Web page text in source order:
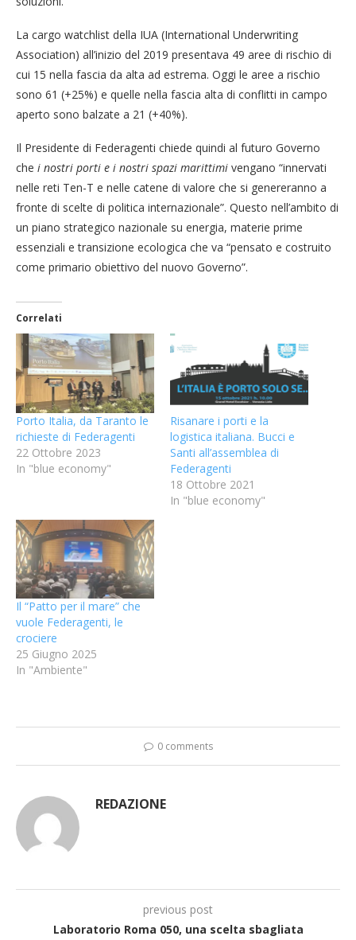
La cargo watchlist della IUA (International Underwriting
Association) all’inizio del 2019 presentava 49 aree di rischio di
cui 15 nella fascia da alta ad estrema. Oggi le aree a rischio
sono 61 (+25%) e quelle nella fascia alta di conflitti in campo
aperto sono balzate a 21 (+40%).
Il Presidente di Federagenti chiede quindi al futuro Governo
che i nostri porti e i nostri spazi marittimi vengano “innervati
nelle reti Ten-T e nelle catene di valore che si genereranno a
fronte di scelte di politica internazionale”. Questo nell’ambito di
un piano strategico nazionale su energia, materie prime
essenziali e transizione ecologica che va “pensato e costruito
come primario obiettivo del nuovo Governo”.
Correlati
Porto Italia, da Taranto le
richieste di Federagenti
22 Ottobre 2023
In "blue economy"
Risanare i porti e la
logistica italiana. Bucci e
Santi all’assemblea di
Federagenti
18 Ottobre 2021
In "blue economy"
Il “Patto per il mare” che
vuole Federagenti, le
crociere
25 Giugno 2025
In "Ambiente"
0 comments
REDAZIONE
previous post
Laboratorio Roma 050, una scelta sbagliata